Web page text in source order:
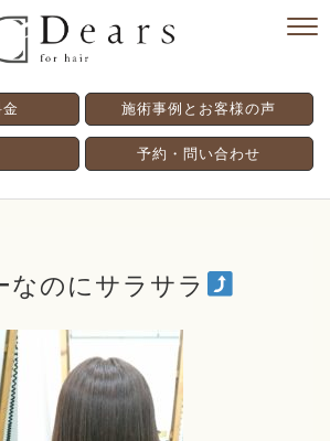
施術事例とお客様の声
予約・問い合わせ
ーなのにサラサラ